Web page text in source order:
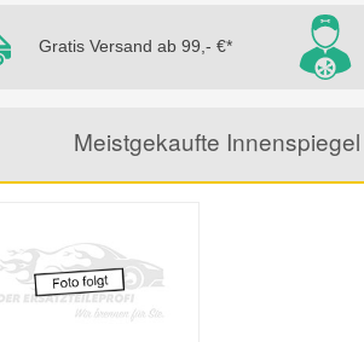
Gratis Versand ab 99,- €*
Meistgekaufte